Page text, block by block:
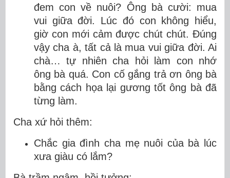
đem con về nuôi? Ông bà cười: mua
vui giữa đời. Lúc đó con không hiểu,
giờ con mới cảm được chút chút. Đúng
vậy cha à, tất cả là mua vui giữa đời. Ai
chà… tự nhiên cha hỏi làm con nhớ
ông bà quá. Con cố gắng trả ơn ông bà
bằng cách họa lại gương tốt ông bà đã
từng làm.
Cha xứ hỏi thêm:
Chắc gia đình cha mẹ nuôi của bà lúc
xưa giàu có lắm?